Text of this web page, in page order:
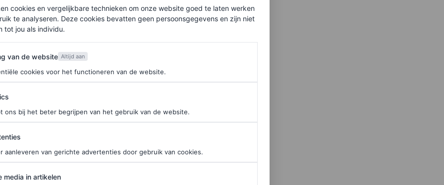
van rijstwater over het algemeen veilig is, en
heilzaam kunnen zijn. “Het bevat
en inositol, wat zou kunnen helpen
rijstwater werkt als een proteïnebehandeling
King stelt voor om het over je haar te gieten
alle voedingsstoffen kan opnemen. Ze zegt dat
intrekken. Als je kiest voor een product dat
beste resultaten, benadrukt King.
cookies en vergelijkbare technieken om onze website goed te laten werken
te analyseren. Deze cookies bevatten geen persoonsgegevens en zijn niet
tot jou als individu.
de website
van de website Altijd aan
cookies voor het functioneren van de website.
ons bij het beter begrijpen van het gebruik van de website.
aanleveren van gerichte advertenties door gebruik van cookies.
in artikelen
media in artikelen